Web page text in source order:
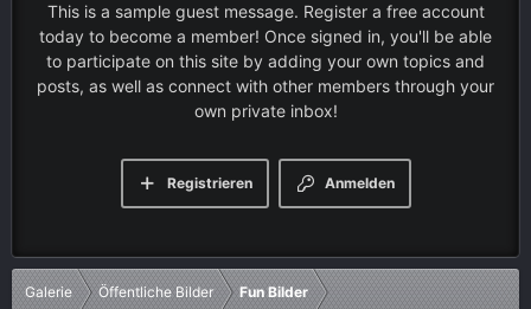
This is a sample guest message. Register a free account
today to become a member! Once signed in, you'll be able
to participate on this site by adding your own topics and
posts, as well as connect with other members through your
own private inbox!
Anmelden
Registrieren
Galerie Öffentliche Bilder Fun Bilder